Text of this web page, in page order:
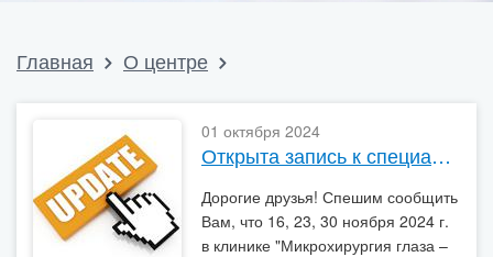
Главная О центре
01 октября 2024
Открыта запись к специалистам 16, 23, 30 ноября 2024 г.
Дорогие друзья! Спешим сообщить
Вам, что 16, 23, 30 ноября 2024 г.
в клинике "Микрохирургия глаза –